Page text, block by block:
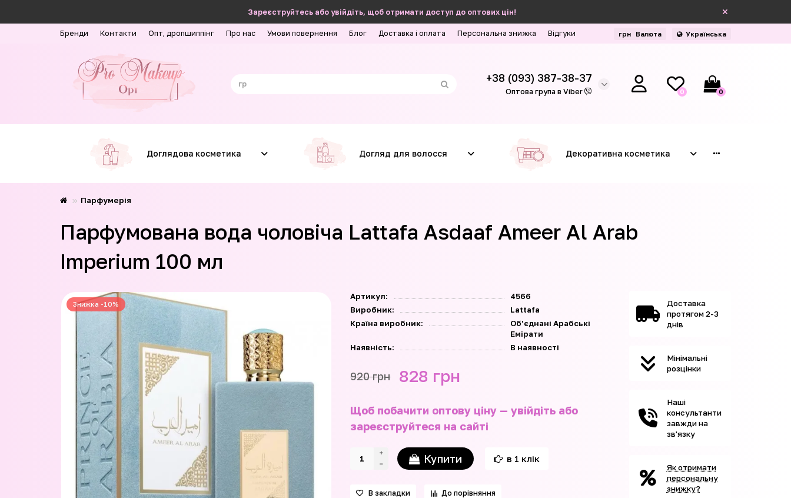
Зареєструйтесь або увійдіть, щоб отримати доступ до оптових цін!
Бренди Контакти Опт, дропшиппінг Про нас Умови повернення Блог Доставка і оплата Персональна знижка Відгуки грн Валюта Українська
+38 (093) 387-38-37
Оптова група в Viber 0 0
Доглядова косметика Догляд для волосся Декоративна косметика
Парфумерія
Парфумована вода чоловіча Lattafa Asdaaf Ameer Al Arab
Imperium 100 мл
Знижка -10%
Артикул:
4566
Виробник:
Lattafa
Країна виробник:
Об'єднані Арабські
Емірати
Наявність:
В наявності
920 грн 828 грн
Щоб побачити оптову ціну — увійдіть або
зареєструйтеся на сайті
Купити в 1 клік
В закладки До порівняння
Доставка
протягом 2-3
днів
Мінімальні
розцінки
Наші
консультанти
завжди на
зв'язку
Як отримати
персональну
знижку?